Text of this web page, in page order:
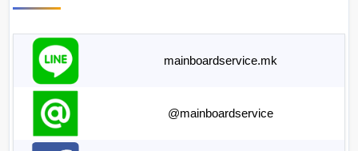
mainboardservice.mk
@mainboardservice